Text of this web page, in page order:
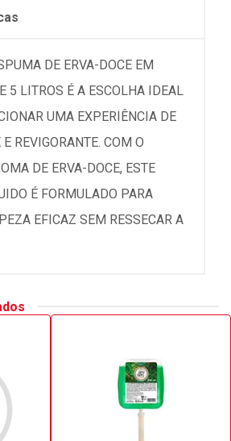
DE ERVA-DOCE EM
5 LITROS É A ESCOLHA IDEAL
UMA EXPERIÊNCIA DE
REVIGORANTE. COM O
DE ERVA-DOCE, ESTE
É FORMULADO PARA
EFICAZ SEM RESSECAR A